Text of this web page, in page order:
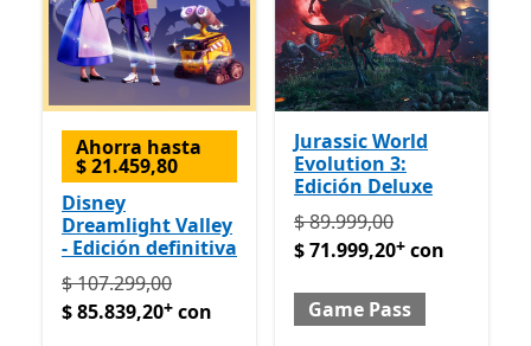
Ahorra hasta
$ 21.459,80
Disney
Dreamlight Valley
- Edición definitiva
Originalmente $ 107.299,00 ahora $ 85.839,20 con
$ 107.299,00
$ 85.839,20+ con
Jurassic World
Evolution 3:
Edición Deluxe
Originalmente $
$ 89.999,00
$ 71.999,20+ con
Game Pass